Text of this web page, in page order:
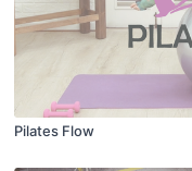
Pilates Flow